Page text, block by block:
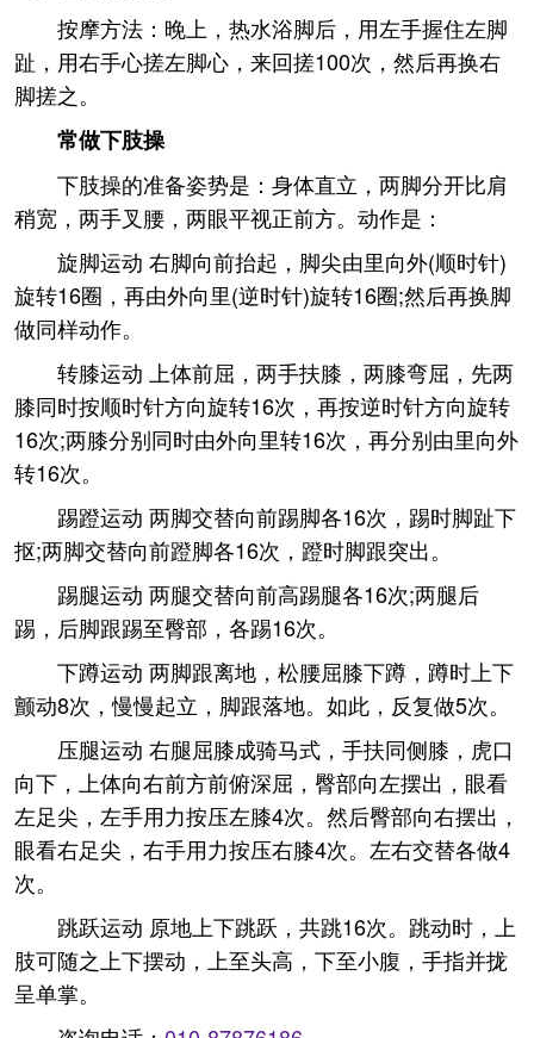
按摩方法：晚上，热水浴脚后，用左手握住左脚
趾，用右手心搓左脚心，来回搓100次，然后再换右
脚搓之。
常做下肢操
下肢操的准备姿势是：身体直立，两脚分开比肩
稍宽，两手叉腰，两眼平视正前方。动作是：
旋脚运动 右脚向前抬起，脚尖由里向外(顺时针)
旋转16圈，再由外向里(逆时针)旋转16圈;然后再换脚
做同样动作。
转膝运动 上体前屈，两手扶膝，两膝弯屈，先两
膝同时按顺时针方向旋转16次，再按逆时针方向旋转
16次;两膝分别同时由外向里转16次，再分别由里向外
转16次。
踢蹬运动 两脚交替向前踢脚各16次，踢时脚趾下
抠;两脚交替向前蹬脚各16次，蹬时脚跟突出。
踢腿运动 两腿交替向前高踢腿各16次;两腿后
踢，后脚跟踢至臀部，各踢16次。
下蹲运动 两脚跟离地，松腰屈膝下蹲，蹲时上下
颤动8次，慢慢起立，脚跟落地。如此，反复做5次。
压腿运动 右腿屈膝成骑马式，手扶同侧膝，虎口
向下，上体向右前方前俯深屈，臀部向左摆出，眼看
左足尖，左手用力按压左膝4次。然后臀部向右摆出，
眼看右足尖，右手用力按压右膝4次。左右交替各做4
次。
跳跃运动 原地上下跳跃，共跳16次。跳动时，上
肢可随之上下摆动，上至头高，下至小腹，手指并拢
呈单掌。